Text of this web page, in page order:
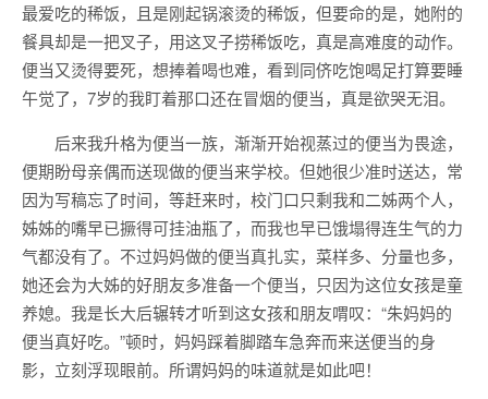
最爱吃的稀饭，且是刚起锅滚烫的稀饭，但要命的是，她附的
餐具却是一把叉子，用这叉子捞稀饭吃，真是高难度的动作。
便当又烫得要死，想捧着喝也难，看到同侪吃饱喝足打算要睡
午觉了，7岁的我盯着那口还在冒烟的便当，真是欲哭无泪。
后来我升格为便当一族，渐渐开始视蒸过的便当为畏途，
便期盼母亲偶而送现做的便当来学校。但她很少准时送达，常
因为写稿忘了时间，等赶来时，校门口只剩我和二姊两个人，
姊姊的嘴早已撅得可挂油瓶了，而我也早已饿塌得连生气的力
气都没有了。不过妈妈做的便当真扎实，菜样多、分量也多，
她还会为大姊的好朋友多准备一个便当，只因为这位女孩是童
养媳。我是长大后辗转才听到这女孩和朋友喟叹：“朱妈妈的
便当真好吃。”顿时，妈妈踩着脚踏车急奔而来送便当的身
影，立刻浮现眼前。所谓妈妈的味道就是如此吧！